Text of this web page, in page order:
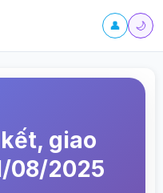
👤 🌙
giao
08/2025